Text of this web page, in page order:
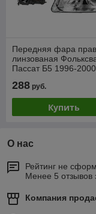
Передняя фара
линзованая
Пассат Б5 1996-
288 руб.
Купить
О нас
Рейтинг не
Менее 5 отзывов
Компания